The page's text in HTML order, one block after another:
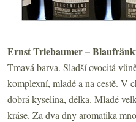
Ernst Triebaumer –
Tmavá barva. Sladší ovocitá
komplexní, mladé a na cestě. V
dobrá kyselina, délka. Mladé
kráse. Za dva dny aromatika